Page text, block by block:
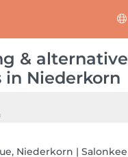
& alternative
in Niederkorn